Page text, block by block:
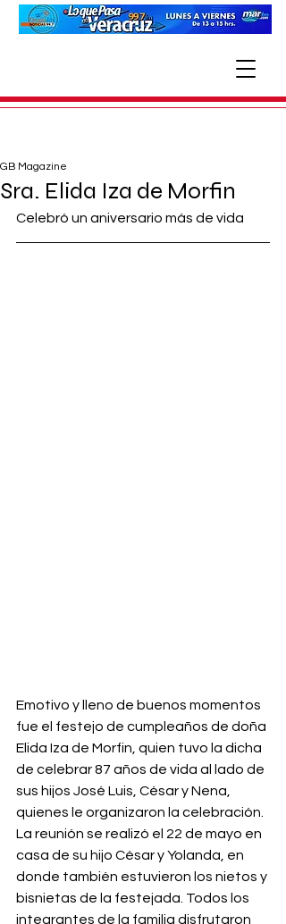
Sra. Elida Iza de Morfin
GB Magazine
Celebró un aniversario más de vida
Emotivo y lleno de buenos momentos
fue el festejo de cumpleaños de doña
Elida Iza de Morfin, quien tuvo la dicha
de celebrar 87 años de vida al lado de
sus hijos José Luis, César y Nena,
quienes le organizaron la celebración.
La reunión se realizó el 22 de mayo en
casa de su hijo César y Yolanda, en
donde también estuvieron los nietos y
bisnietas de la festejada. Todos los
integrantes de la familia disfrutaron